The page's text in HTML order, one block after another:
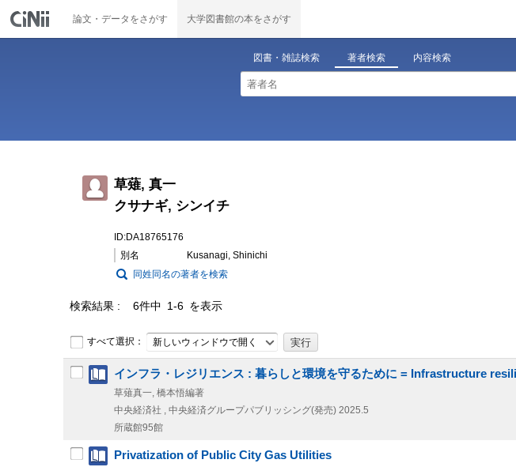
論文・データをさがす 大学図書館の本をさがす
図書・雑誌検索 著者検索 内容検索
草薙, 真一
クサナギ, シンイチ
ID:DA18765176
別名
Kusanagi, Shinichi
同姓同名の著者を検索
検索結果 6件中 1-6 を表示
すべて選択： 新しいウィンドウで開く
インフラ・レジリエンス : 暮らしと環境を守るために = Infrastructure
草薙真一, 橋本悟編著
中央経済社 , 中央経済グループパブリッシング(発売) 2025.5
所蔵館95館
Privatization of Public City Gas Utilities